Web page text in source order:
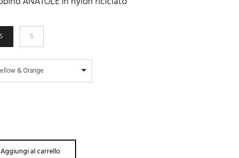
S
& Orange
Aggiungi al carrello